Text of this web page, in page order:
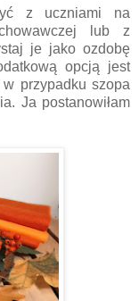
z uczniami na
lub z
je jako ozdobę
opcją jest
przypadku szopa
Ja postanowiłam